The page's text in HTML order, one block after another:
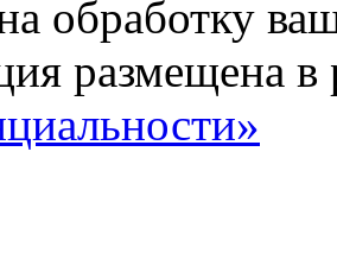
обработку
размещена в